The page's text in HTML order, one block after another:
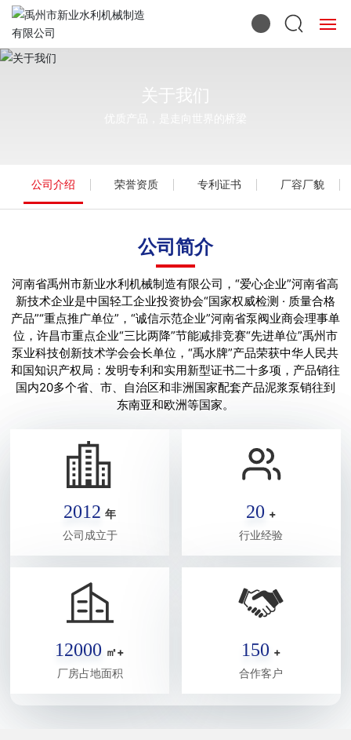
首页
应用领域
人力资源
联系我们
关于我们
公司介绍 荣誉资质 专利证书 厂容厂貌
公司简介
河南省禹州市新业水利机械制造有限公司，“爱心企业”河南省高
新技术企业是中国轻工企业投资协会“国家权威检测 · 质量合格
产品”“重点推广单位”，“诚信示范企业”河南省泵阀业商会理事单
位，许昌市重点企业“三比两降”节能减排竞赛“先进单位”禹州市
泵业科技创新技术学会会长单位，“禹水牌”产品荣获中华人民共
和国知识产权局：发明专利和实用新型证书二十多项，产品销往
国内20多个省、市、自治区和非洲国家配套产品泥浆泵销往到
东南亚和欧洲等国家。
2012 年
公司成立于
20 +
行业经验
12000 ㎡+
厂房占地面积
150 +
合作客户